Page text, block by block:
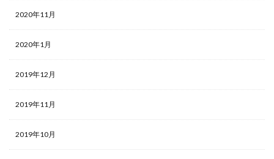
2020年11月
2020年1月
2019年12月
2019年11月
2019年10月